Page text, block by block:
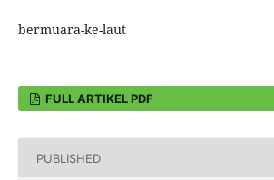
bermuara-ke-laut
FULL ARTIKEL PDF
PUBLISHED